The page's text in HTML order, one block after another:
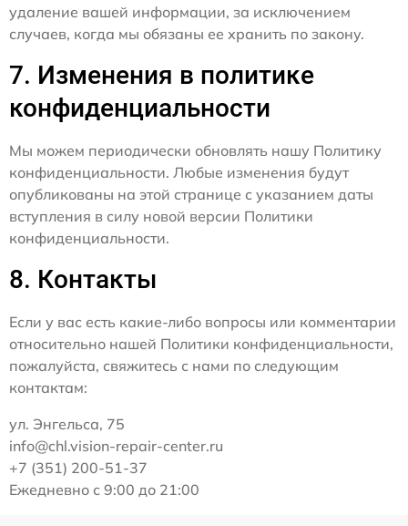
удаление вашей информации, за исключением
случаев, когда мы обязаны ее хранить по закону.
7. Изменения в политике
конфиденциальности
Мы можем периодически обновлять нашу Политику
конфиденциальности. Любые изменения будут
опубликованы на этой странице с указанием даты
вступления в силу новой версии Политики
конфиденциальности.
8. Контакты
Если у вас есть какие-либо вопросы или комментарии
относительно нашей Политики конфиденциальности,
пожалуйста, свяжитесь с нами по следующим
контактам:
ул. Энгельса, 75
info@chl.vision-repair-center.ru
+7 (351) 200-51-37
Ежедневно с 9:00 до 21:00